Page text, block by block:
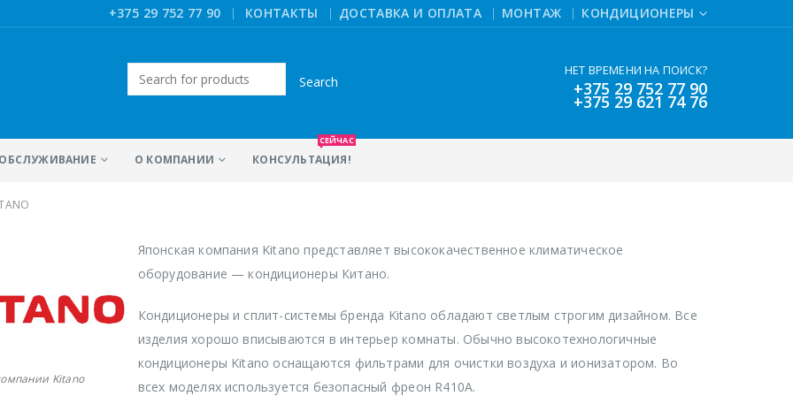
+375 29 752 77 90 | КОНТАКТЫ ДОСТАВКА И ОПЛАТА МОНТАЖ КОНДИЦИОНЕРЫ
Искать: НЕТ ВРЕМЕНИ НА ПОИСК?
+375 29 752 77 90
+375 29 621 74 76
ОБСЛУЖИВАНИЕ О КОМПАНИИ КОНСУЛЬТАЦИЯ!
СЕЙЧАС
Kitano
Японская компания Kitano представляет высококачественное климатическое
оборудование — кондиционеры Китано.
Кондиционеры и сплит-системы бренда Kitano обладают светлым строгим дизайном. Все
изделия хорошо вписываются в интерьер комнаты. Обычно высокотехнологичные
кондиционеры Kitano оснащаются фильтрами для очистки воздуха и ионизатором. Во
всех моделях используется безопасный фреон R410A.